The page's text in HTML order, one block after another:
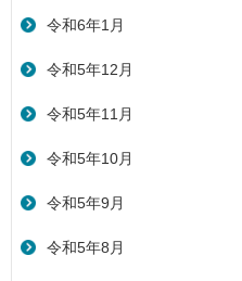
令和6年1月
令和5年12月
令和5年11月
令和5年10月
令和5年9月
令和5年8月